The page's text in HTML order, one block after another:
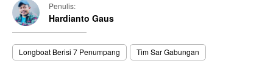
Penulis:
Hardianto Gaus
Longboat Berisi 7 Penumpang Tim Sar Gabungan